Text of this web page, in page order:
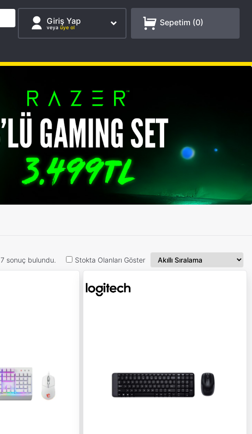
Giriş Yap
veya üye ol Sepetim (0)
7 sonuç bulundu. Stokta Olanları Göster